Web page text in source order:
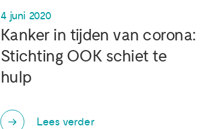
4 juni 2020
Kanker in tijden van corona:
Stichting OOK schiet te
hulp
Lees verder